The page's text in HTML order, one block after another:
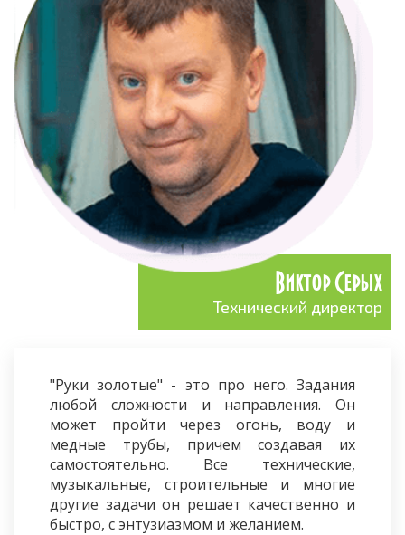
Виктор Серых
Технический директор
"Руки золотые" - это про него. Задания
любой сложности и направления. Он
может пройти через огонь, воду и
медные трубы, причем создавая их
самостоятельно. Все технические,
музыкальные, строительные и многие
другие задачи он решает качественно и
быстро, с энтузиазмом и желанием.